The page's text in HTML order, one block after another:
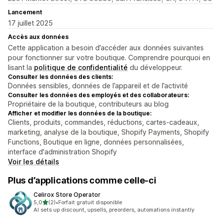
Lancement
17 juillet 2025
Accès aux données
Cette application a besoin d’accéder aux données suivantes
pour fonctionner sur votre boutique. Comprendre pourquoi en
lisant la politique de confidentialité du développeur.
Consulter les données des clients:
Données sensibles, données de l’appareil et de l’activité
Consulter les données des employés et des collaborateurs:
Propriétaire de la boutique, contributeurs au blog
Afficher et modifier les données de la boutique:
Clients, produits, commandes, réductions, cartes-cadeaux,
marketing, analyse de la boutique, Shopify Payments, Shopify
Functions, Boutique en ligne, données personnalisées,
interface d'administration Shopify
Voir les détails
Plus d’applications comme celle-ci
Celirox Store Operator
5,0étoile(s) sur 5
(2)
2 avis au total
•Forfait gratuit disponible
AI sets up discount, upsells, preorders, automations instantly